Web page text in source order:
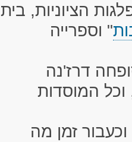
הציוניות, בית
" וספרייה
1939 סופחה דרז'נה
המוסדות
כבשו את דרז'נה ב-28 ביוני 1941, וכעבור זמן מה